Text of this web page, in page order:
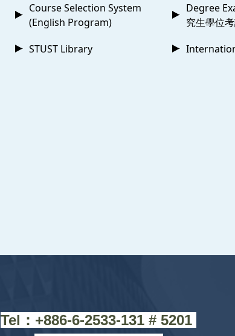
Course Selection System
(English Program)
Degree
究生學位
STUST Library
Tel：+886-6-2533-131 # 5201